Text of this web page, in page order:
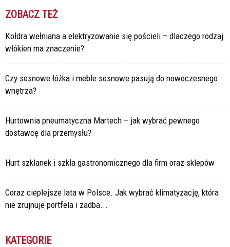
ZOBACZ TEŻ
Kołdra wełniana a elektryzowanie się pościeli – dlaczego rodzaj
włókien ma znaczenie?
Czy sosnowe łóżka i meble sosnowe pasują do nowoczesnego
wnętrza?
Hurtownia pneumatyczna Martech – jak wybrać pewnego
dostawcę dla przemysłu?
Hurt szklanek i szkła gastronomicznego dla firm oraz sklepów
Coraz cieplejsze lata w Polsce. Jak wybrać klimatyzację, która
nie zrujnuje portfela i zadba...
KATEGORIE